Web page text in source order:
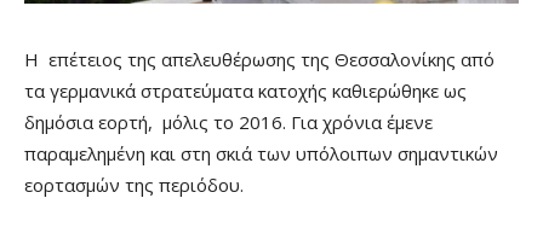
Η επέτειος της απελευθέρωσης της Θεσσαλονίκης από
τα γερμανικά στρατεύματα κατοχής καθιερώθηκε ως
δημόσια εορτή, μόλις το 2016. Για χρόνια έμενε
παραμελημένη και στη σκιά των υπόλοιπων σημαντικών
εορτασμών της περιόδου.